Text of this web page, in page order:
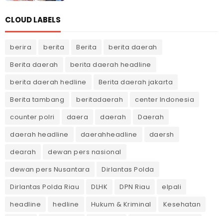
CLOUD LABELS
berira berita Berita
berita daerah
Berita daerah
berita daerah headline
berita daerah hedline
Berita daerah jakarta
Berita tambang
beritadaerah
center Indonesia
counter polri
daera daerah
Daerah
daerah headline
daerahheadline
daersh
dearah
dewan pers nasional
dewan pers Nusantara
Dirlantas Polda
Dirlantas Polda Riau
DLHK DPN Riau
elpali
headline
hedline Hukum & Kriminal
Kesehatan